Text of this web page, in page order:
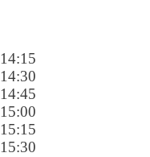
14:15
14:30
14:45
15:00
15:15
15:30